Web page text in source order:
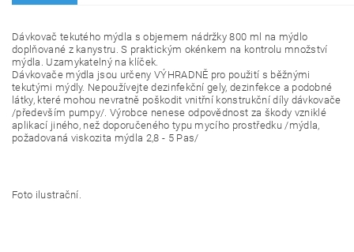
Dávkovač tekutého mýdla s objemem nádržky 800 ml na mýdlo
doplňované z kanystru. S praktickým okénkem na kontrolu množství
mýdla. Uzamykatelný na klíček.
Dávkovače mýdla jsou určeny VÝHRADNĚ pro použití s běžnými
tekutými mýdly. Nepoužívejte dezinfekční gely, dezinfekce a podobné
látky, které mohou nevratně poškodit vnitřní konstrukční díly dávkovače
/především pumpy/. Výrobce nenese odpovědnost za škody vzniklé
aplikací jiného, než doporučeného typu mycího prostředku /mýdla,
požadovaná viskozita mýdla 2,8 - 5 Pas/
Foto ilustrační.